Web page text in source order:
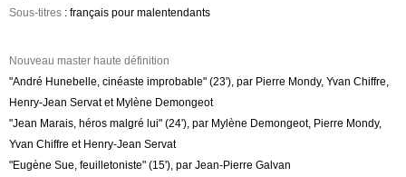
Sous-titres : français pour malentendants
Nouveau master haute définition
"André Hunebelle, cinéaste improbable" (23'), par Pierre Mondy, Yvan Chiffre,
Henry-Jean Servat et Mylène Demongeot
"Jean Marais, héros malgré lui" (24'), par Mylène Demongeot, Pierre Mondy,
Yvan Chiffre et Henry-Jean Servat
"Eugène Sue, feuilletoniste" (15'), par Jean-Pierre Galvan